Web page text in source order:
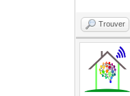
Trouver